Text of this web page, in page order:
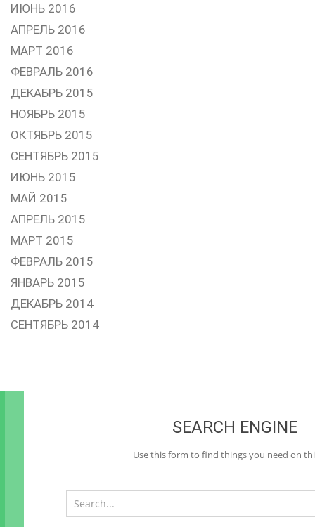
ИЮНЬ 2016
АПРЕЛЬ 2016
МАРТ 2016
ФЕВРАЛЬ 2016
ДЕКАБРЬ 2015
НОЯБРЬ 2015
ОКТЯБРЬ 2015
СЕНТЯБРЬ 2015
ИЮНЬ 2015
МАЙ 2015
АПРЕЛЬ 2015
МАРТ 2015
ФЕВРАЛЬ 2015
ЯНВАРЬ 2015
ДЕКАБРЬ 2014
СЕНТЯБРЬ 2014
SEARCH ENGINE
Use this form to find things you need on